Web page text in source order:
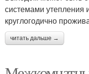
системами
круглогодично
читать дальше →